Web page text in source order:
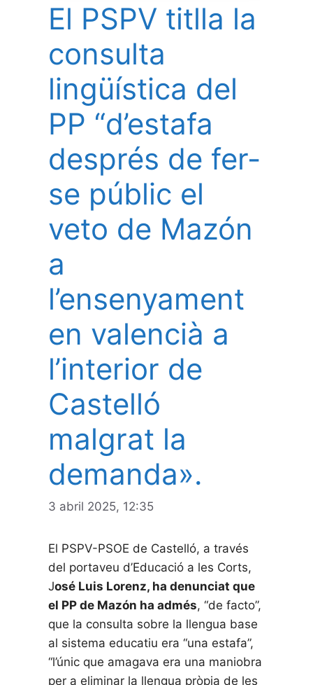
El PSPV titlla la
consulta
lingüística del
PP “d’estafa
després de fer-
se públic el
veto de Mazón
a
l’ensenyament
en valencià a
l’interior de
Castelló
malgrat la
demanda».
3 abril 2025, 12:35
El PSPV-PSOE de Castelló, a través
del portaveu d’Educació a les Corts,
José Luis Lorenz, ha denunciat que
el PP de Mazón ha admés, “de facto”,
que la consulta sobre la llengua base
al sistema educatiu era “una estafa”,
“l’únic que amagava era una maniobra
per a eliminar la llengua pròpia de les